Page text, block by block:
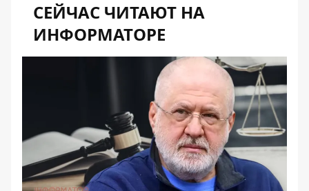
СЕЙЧАС ЧИТАЮТ НА
ИНФОРМАТОРЕ